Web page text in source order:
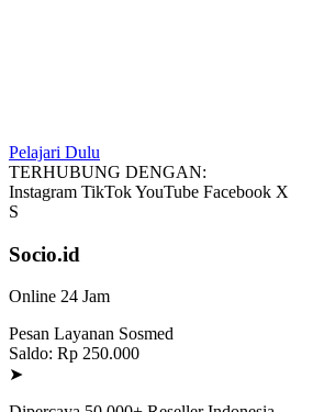
Pelajari Dulu
TERHUBUNG DENGAN:
Instagram TikTokYouTube Facebook X
S
Socio.id
Online 24 Jam
Pesan Layanan Sosmed
Saldo: Rp 250.000
➤